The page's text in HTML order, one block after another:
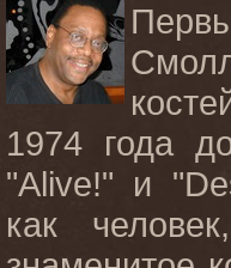
1974 года
"Alive!" и "
как